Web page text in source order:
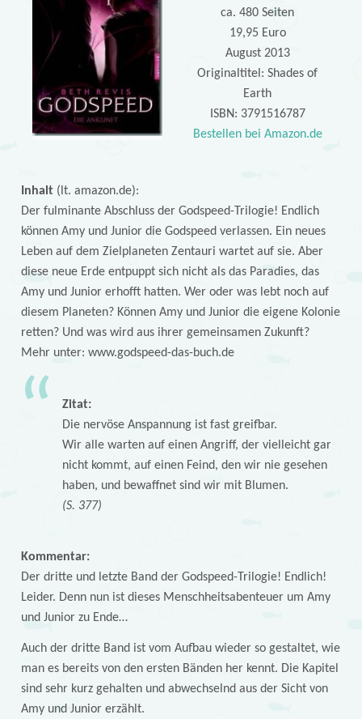
ca. 480 Seiten
19,95 Euro
August 2013
Originaltitel: Shades of
Earth
ISBN: 3791516787
Bestellen bei Amazon.de
Inhalt (lt. amazon.de):
Der fulminante Abschluss der Godspeed-Trilogie! Endlich
können Amy und Junior die Godspeed verlassen. Ein neues
Leben auf dem Zielplaneten Zentauri wartet auf sie. Aber
diese neue Erde entpuppt sich nicht als das Paradies, das
Amy und Junior erhofft hatten. Wer oder was lebt noch auf
diesem Planeten? Können Amy und Junior die eigene Kolonie
retten? Und was wird aus ihrer gemeinsamen Zukunft?
Mehr unter: www.godspeed-das-buch.de
Zitat:
Die nervöse Anspannung ist fast greifbar.
Wir alle warten auf einen Angriff, der vielleicht gar
nicht kommt, auf einen Feind, den wir nie gesehen
haben, und bewaffnet sind wir mit Blumen.
(S. 377)
Kommentar:
Der dritte und letzte Band der Godspeed-Trilogie! Endlich!
Leider. Denn nun ist dieses Menschheitsabenteuer um Amy
und Junior zu Ende…
Auch der dritte Band ist vom Aufbau wieder so gestaltet, wie
man es bereits von den ersten Bänden her kennt. Die Kapitel
sind sehr kurz gehalten und abwechselnd aus der Sicht von
Amy und Junior erzählt.